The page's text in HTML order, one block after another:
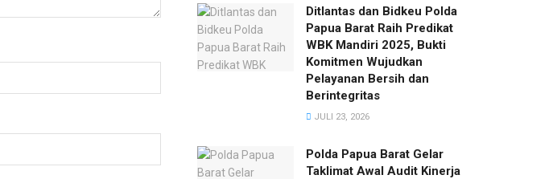
Ditlantas dan Bidkeu Polda
Papua Barat Raih Predikat
WBK Mandiri 2025, Bukti
Komitmen Wujudkan
Pelayanan Bersih dan
Berintegritas
JULI 23, 2026
Polda Papua Barat Gelar
Taklimat Awal Audit Kinerja